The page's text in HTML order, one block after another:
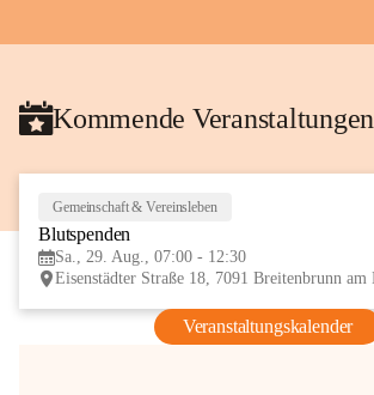
Kommende Veranstaltungen
Gemeinschaft & Vereinsleben
Blutspenden
Sa., 29. Aug., 07:00 - 12:30
Veranstaltungskalender